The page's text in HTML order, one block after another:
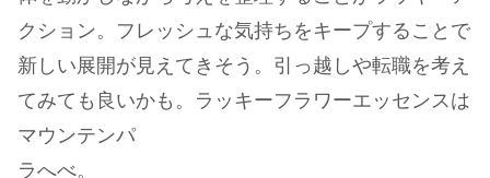
クション。フレッシュな気持ちをキープすることで
新しい展開が見えてきそう。引っ越しや転職を考え
てみても良いかも。ラッキーフラワーエッセンスは
マウンテンパ
ラへべ。